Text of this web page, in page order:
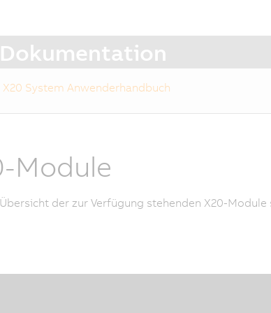
Dokumentation
X20 System Anwenderhandbuch
Module
der zur Verfügung stehenden X20-Module